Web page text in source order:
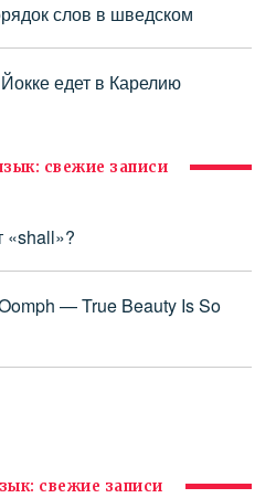
слов в шведском
едет в Карелию
свежие записи
«shall»?
— True Beauty Is So
свежие записи